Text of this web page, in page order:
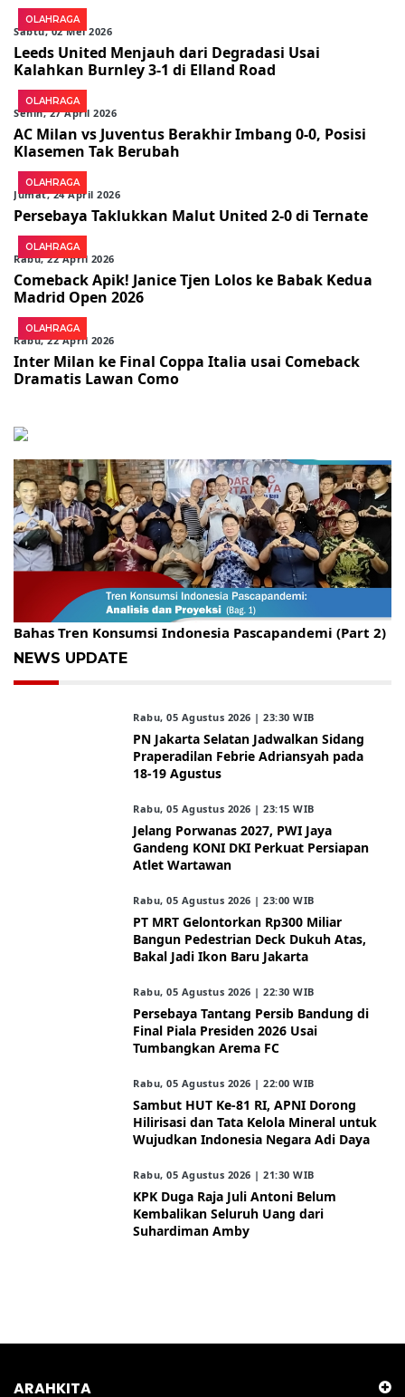
OLAHRAGA
Sabtu, 02 Mei 2026
Leeds United Menjauh dari Degradasi Usai
Kalahkan Burnley 3-1 di Elland Road
OLAHRAGA
Senin, 27 April 2026
AC Milan vs Juventus Berakhir Imbang 0-0, Posisi
Klasemen Tak Berubah
OLAHRAGA
Jumat, 24 April 2026
Persebaya Taklukkan Malut United 2-0 di Ternate
OLAHRAGA
Rabu, 22 April 2026
Comeback Apik! Janice Tjen Lolos ke Babak Kedua
Madrid Open 2026
OLAHRAGA
Rabu, 22 April 2026
Inter Milan ke Final Coppa Italia usai Comeback
Dramatis Lawan Como
Gelar Kopdar, KBC Jakarta Raya Hadirkan Pakar Ritel
Bahas Tren Konsumsi Indonesia Pascapandemi (Part 2)
NEWS UPDATE
Rabu, 05 Agustus 2026 | 23:30 WIB
PN Jakarta Selatan Jadwalkan Sidang
Praperadilan Febrie Adriansyah pada
18-19 Agustus
Rabu, 05 Agustus 2026 | 23:15 WIB
Jelang Porwanas 2027, PWI Jaya
Gandeng KONI DKI Perkuat Persiapan
Atlet Wartawan
Rabu, 05 Agustus 2026 | 23:00 WIB
PT MRT Gelontorkan Rp300 Miliar
Bangun Pedestrian Deck Dukuh Atas,
Bakal Jadi Ikon Baru Jakarta
Rabu, 05 Agustus 2026 | 22:30 WIB
Persebaya Tantang Persib Bandung di
Final Piala Presiden 2026 Usai
Tumbangkan Arema FC
Rabu, 05 Agustus 2026 | 22:00 WIB
Sambut HUT Ke-81 RI, APNI Dorong
Hilirisasi dan Tata Kelola Mineral untuk
Wujudkan Indonesia Negara Adi Daya
Rabu, 05 Agustus 2026 | 21:30 WIB
KPK Duga Raja Juli Antoni Belum
Kembalikan Seluruh Uang dari
Suhardiman Amby
ARAHKITA